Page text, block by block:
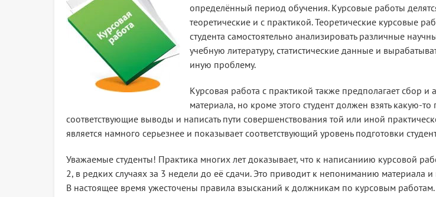
определённый период обучения. Курсовые работы
теоретические и с практикой. Теоретические курсовые
студента самостоятельно анализировать различные
учебную литературу, статистические данные и
иную проблему.
Курсовая работа с практикой также предполагает сбор и
материала, но кроме этого студент должен взять какую-то
соответствующие выводы и написать пути совершенствования той или иной
является намного серьезнее и показывает соответствующий уровень подготовки
Уважаемые студенты! Практика многих лет доказывает, что к написаниию курсовой
2, в редких случаях за 3 недели до её сдачи. Это приводит к непониманию материала
В настоящее время ужесточены правила взысканий к должникам по курсовым работам.